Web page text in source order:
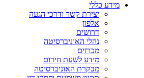
מידע כללי
יצירת קשר ודרכי הגעה
אלפון
דרושים
נהלי האוניברסיטה
מכרזים
מידע לשעת חירום
מבקרת האוניברסיטה